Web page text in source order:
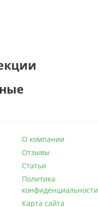
О компании
Отзывы
Статьи
Политика
конфиденциальности
Карта сайта